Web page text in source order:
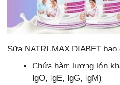
Sữa NATRUMAX DIABET
Chứa hàm lượng lớn
IgO, IgE, IgG, IgM)